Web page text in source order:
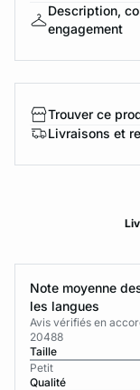
Description,
engagement
Trouver ce
Livraisons et
Note moyenne
les langues
Avis vérifiés en
20488
Taille
Petit
Qualité